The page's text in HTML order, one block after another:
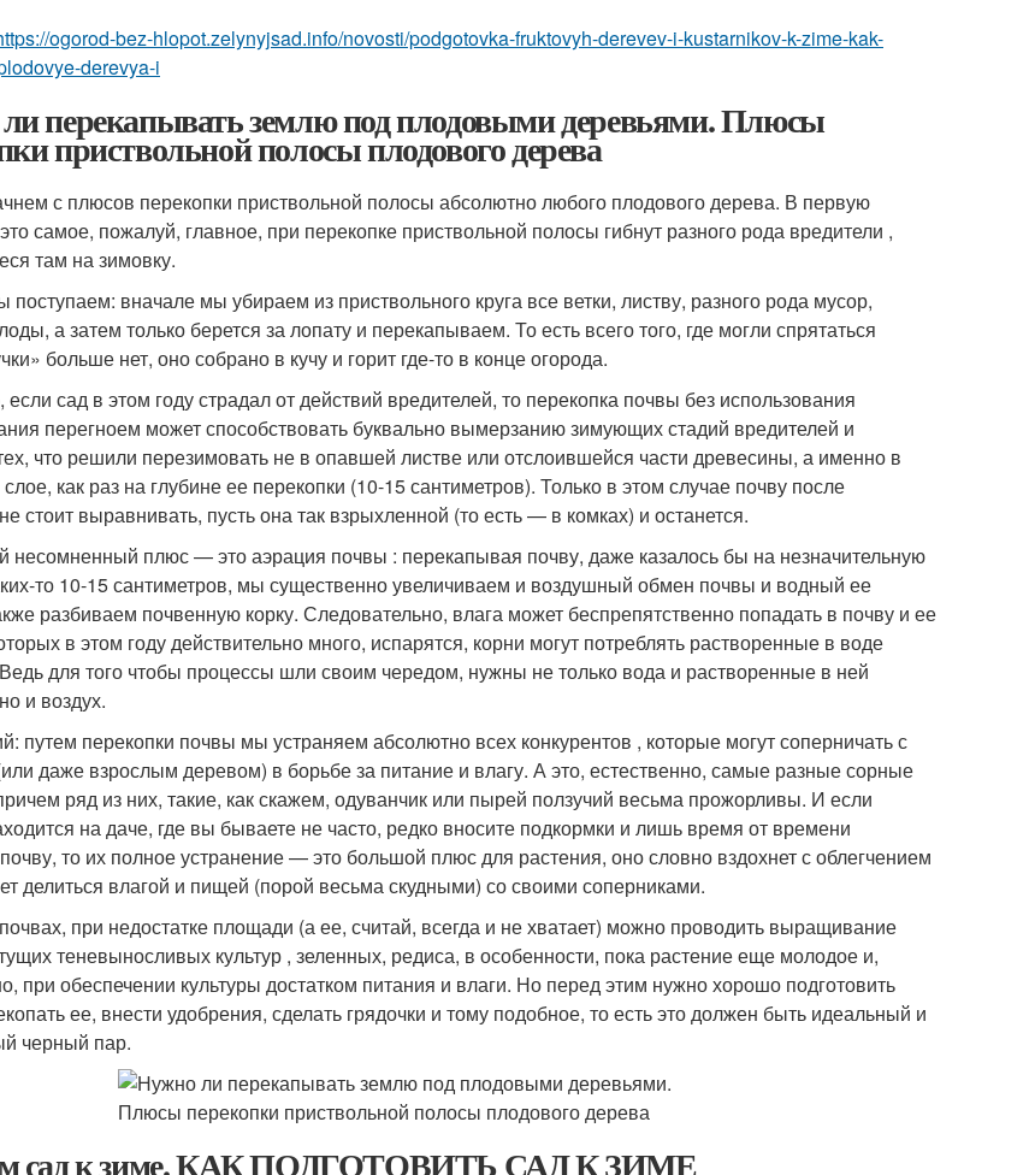
ogorod-bez-hlopot.zelynyjsad.info/novosti/podgotovka-fruktovyh-derevev-i-kustarnikov-k-zime-kak-
derevya-i
перекапывать землю под плодовыми деревьями. Плюсы
приствольной полосы плодового дерева
с плюсов перекопки приствольной полосы абсолютно любого плодового дерева. В первую
самое, пожалуй, главное, при перекопке приствольной полосы гибнут разного рода вредители ,
там на зимовку.
поступаем: вначале мы убираем из приствольного круга все ветки, листву, разного рода мусор,
а затем только берется за лопату и перекапываем. То есть всего того, где могли спрятаться
больше нет, оно собрано в кучу и горит где-то в конце огорода.
если сад в этом году страдал от действий вредителей, то перекопка почвы без использования
перегноем может способствовать буквально вымерзанию зимующих стадий вредителей и
что решили перезимовать не в опавшей листве или отслоившейся части древесины, а именно в
как раз на глубине ее перекопки (10-15 сантиметров). Только в этом случае почву после
стоит выравнивать, пусть она так взрыхленной (то есть — в комках) и останется.
плюс — это аэрация почвы : перекапывая почву, даже казалось бы на незначительную
то 10-15 сантиметров, мы существенно увеличиваем и воздушный обмен почвы и водный ее
разбиваем почвенную корку. Следовательно, влага может беспрепятственно попадать в почву и ее
в этом году действительно много, испарятся, корни могут потреблять растворенные в воде
для того чтобы процессы шли своим чередом, нужны не только вода и растворенные в ней
и воздух.
путем перекопки почвы мы устраняем абсолютно всех конкурентов , которые могут соперничать с
даже взрослым деревом) в борьбе за питание и влагу. А это, естественно, самые разные сорные
ряд из них, такие, как скажем, одуванчик или пырей ползучий весьма прожорливы. И если
на даче, где вы бываете не часто, редко вносите подкормки и лишь время от времени
то их полное устранение — это большой плюс для растения, оно словно вздохнет с облегчением
делиться влагой и пищей (порой весьма скудными) со своими соперниками.
при недостатке площади (а ее, считай, всегда и не хватает) можно проводить выращивание
теневыносливых культур , зеленных, редиса, в особенности, пока растение еще молодое и,
при обеспечении культуры достатком питания и влаги. Но перед этим нужно хорошо подготовить
ее, внести удобрения, сделать грядочки и тому подобное, то есть это должен быть идеальный и
черный пар.
сад к зиме. КАК ПОДГОТОВИТЬ САД К ЗИМЕ